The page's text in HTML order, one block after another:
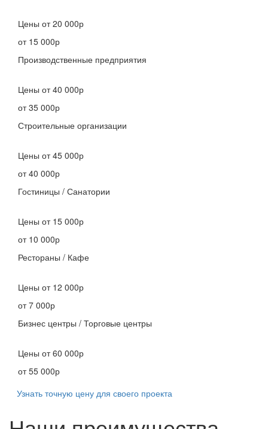
Цены от 20 000р
от 15 000р
Производственные предприятия
Цены от 40 000р
от 35 000р
Строительные организации
Цены от 45 000р
от 40 000р
Гостиницы / Санатории
Цены от 15 000р
от 10 000р
Рестораны / Кафе
Цены от 12 000р
от 7 000р
Бизнес центры / Торговые центры
Цены от 60 000р
от 55 000р
Узнать точную цену для своего проекта